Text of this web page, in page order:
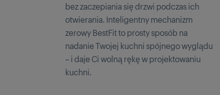
bez zaczepiania się drzwi podczas ich
otwierania. Inteligentny mechanizm
zerowy BestFit to prosty sposób na
nadanie Twojej kuchni spójnego wyglądu
– i daje Ci wolną rękę w projektowaniu
kuchni.